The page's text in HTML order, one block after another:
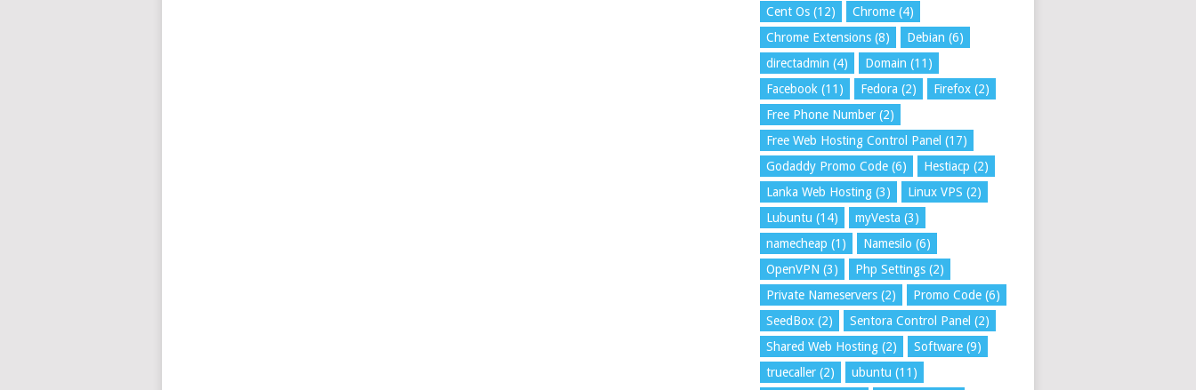
Cent Os (12) Chrome (4)
Chrome Extensions (8) Debian (6)
directadmin (4) Domain (11)
Facebook (11) Fedora (2) Firefox (2)
Free Phone Number (2)
Free Web Hosting Control Panel (17)
Godaddy Promo Code (6) Hestiacp (2)
Lanka Web Hosting (3) Linux VPS (2)
Lubuntu (14) myVesta (3)
namecheap (1) Namesilo (6)
OpenVPN (3) Php Settings (2)
Private Nameservers (2) Promo Code (6)
SeedBox (2) Sentora Control Panel (2)
Shared Web Hosting (2) Software (9)
truecaller (2) ubuntu (11)